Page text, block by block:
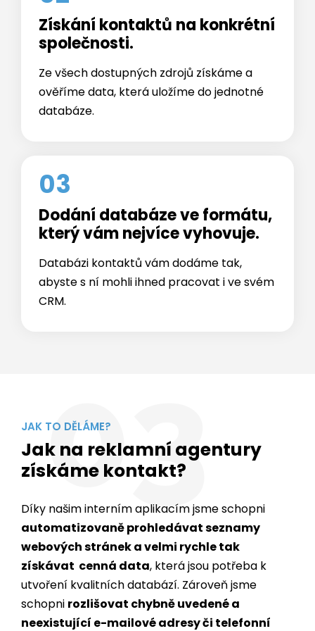
společnosti.
Ze všech dostupných zdrojů získáme a
ověříme data, která uložíme do jednotné
databáze.
Dodání databáze ve formátu,
který vám nejvíce vyhovuje.
Databázi kontaktů vám dodáme tak,
abyste s ní mohli ihned pracovat i ve svém
CRM.
03
Jak na reklamní agentury
získáme kontakt?
Díky našim interním aplikacím jsme schopni
webových stránek a velmi rychle tak
získávat cenná data, která jsou potřeba k
utvoření kvalitních databází. Zároveň jsme
schopnirozlišovat chybně uvedené a
neexistující e-mailové adresy či telefonní
čísla.